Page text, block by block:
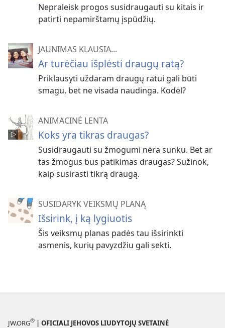
Nepraleisk progos susidraugauti su kitais ir
patirti nepamirštamų įspūdžių.
JAUNIMAS KLAUSIA...
Ar turėčiau išplėsti draugų ratą?
Priklausyti uždaram draugų ratui gali būti
smagu, bet ne visada naudinga. Kodėl?
ANIMACINĖ LENTA
Koks yra tikras draugas?
Susidraugauti su žmogumi nėra sunku. Bet ar
tas žmogus bus patikimas draugas? Sužinok,
kaip susirasti tikrą draugą.
SUSIDARYK VEIKSMŲ PLANĄ
Išsirink, į ką lygiuotis
Šis veiksmų planas padės tau išsirinkti
asmenis, kurių pavyzdžiu gali sekti.
JW.ORG® | OFICIALI JEHOVOS LIUDYTOJŲ SVETAINĖ